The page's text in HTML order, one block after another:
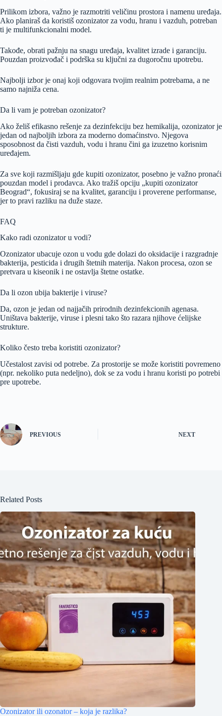
Prilikom izbora, važno je razmotriti veličinu prostora i namenu uređaja.
Ako planiraš da koristiš ozonizator za vodu, hranu i vazduh, potreban
ti je multifunkcionalni model.
Takođe, obrati pažnju na snagu uređaja, kvalitet izrade i garanciju.
Pouzdan proizvođač i podrška su ključni za dugoročnu upotrebu.
Najbolji izbor je onaj koji odgovara tvojim realnim potrebama, a ne
samo najniža cena.
Da li vam je potreban ozonizator?
Ako želiš efikasno rešenje za dezinfekciju bez hemikalija, ozonizator je
jedan od najboljih izbora za moderno domaćinstvo. Njegova
sposobnost da čisti vazduh, vodu i hranu čini ga izuzetno korisnim
uređajem.
Za sve koji razmišljaju gde kupiti ozonizator, posebno je važno pronaći
pouzdan model i prodavca. Ako tražiš opciju „kupiti ozonizator
Beograd“, fokusiraj se na kvalitet, garanciju i proverene performanse,
jer to pravi razliku na duže staze.
FAQ
Kako radi ozonizator u vodi?
Ozonizator ubacuje ozon u vodu gde dolazi do oksidacije i razgradnje
bakterija, pesticida i drugih štetnih materija. Nakon procesa, ozon se
pretvara u kiseonik i ne ostavlja štetne ostatke.
Da li ozon ubija bakterije i viruse?
Da, ozon je jedan od najjačih prirodnih dezinfekcionih agenasa.
Uništava bakterije, viruse i plesni tako što razara njihove ćelijske
strukture.
Koliko često treba koristiti ozonizator?
Učestalost zavisi od potrebe. Za prostorije se može koristiti povremeno
(npr. nekoliko puta nedeljno), dok se za vodu i hranu koristi po potrebi
pre upotrebe.
PREVIOUS NEXT
Related Posts
Ozonizator ili ozonator – koja je razlika?